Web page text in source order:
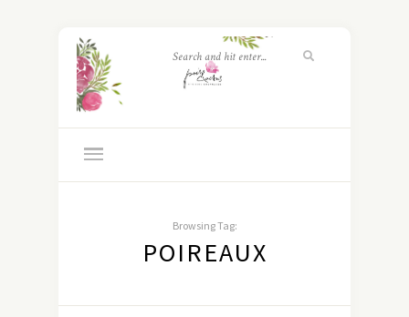
Browsing Tag:
POIREAUX